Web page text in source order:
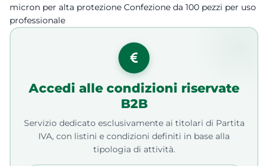
micron per alta protezione Confezione da 100 pezzi per uso
professionale
Accedi alle condizioni riservate
B2B
Servizio dedicato esclusivamente ai titolari di Partita
IVA, con listini e condizioni definiti in base alla
tipologia di attività.